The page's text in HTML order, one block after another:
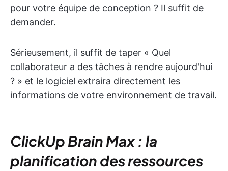
pour votre équipe de conception ? Il suffit de
demander.
Sérieusement, il suffit de taper « Quel
collaborateur a des tâches à rendre aujourd'hui
? » et le logiciel extraira directement les
informations de votre environnement de travail.
ClickUp Brain Max : la
planification des ressources